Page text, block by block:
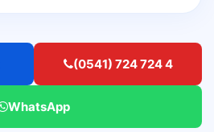
(0541) 724 724 4
WhatsApp